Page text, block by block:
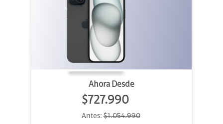
Ahora Desde
$727.990
Antes:$1.054.990